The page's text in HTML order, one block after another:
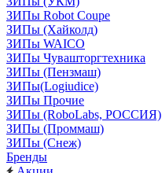
ЗИПы Robot Coupe
ЗИПы (Хайколд)
ЗИПы WAICO
ЗИПы Чувашторгтехника
ЗИПы (Пензмаш)
ЗИПы(Logiudice)
ЗИПы Прочие
ЗИПы (RoboLabs, РОССИЯ)
ЗИПы (Проммаш)
ЗИПы (Снеж)
Бренды